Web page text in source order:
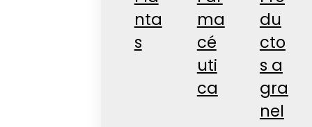
nta
s
ma
cé
uti
ca
du
cto
s a
gra
nel